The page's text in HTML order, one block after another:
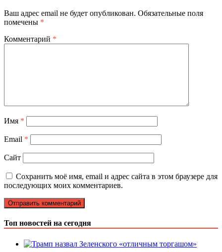
Ваш адрес email не будет опубликован. Обязательные поля
помечены *
Комментарий *
Имя *
Email *
Сайт
Сохранить моё имя, email и адрес сайта в этом браузере для
последующих моих комментариев.
Топ новостей на сегодня